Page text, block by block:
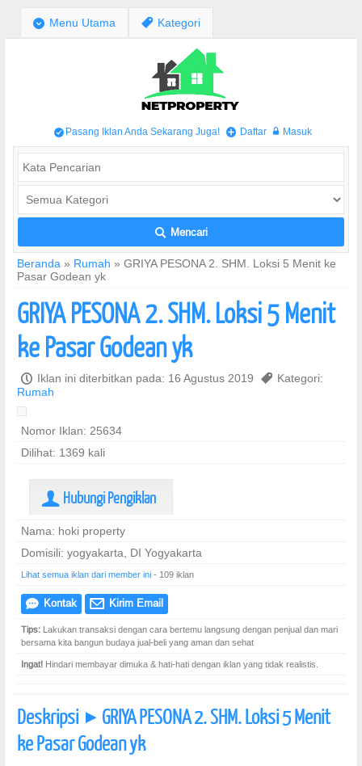
; Menu Utama , Kategori
/ Pasang Iklan Anda Sekarang Juga! + Daftar w Masuk
L Mencari
Beranda » Rumah » GRIYA PESONA 2. SHM. Loksi 5 Menit ke
Pasar Godean yk
GRIYA PESONA 2. SHM. Loksi 5 Menit
ke Pasar Godean yk
P Iklan ini diterbitkan pada: 16 Agustus 2019 , Kategori:
Rumah
Nomor Iklan: 25634
Dilihat: 1369 kali
U Hubungi Pengiklan
Nama: hoki property
Domisili: yogyakarta, DI Yogyakarta
Lihat semua iklan dari member ini - 109 iklan
e Kontak @ Kirim Email
Tips: Lakukan transaksi dengan cara bertemu langsung dengan penjual dan mari
bersama kita bangun budaya jual-beli yang aman dan sehat
Ingat! Hindari membayar dimuka & hati-hati dengan iklan yang tidak realistis.
Deskripsi ] GRIYA PESONA 2. SHM. Loksi 5 Menit
ke Pasar Godean yk